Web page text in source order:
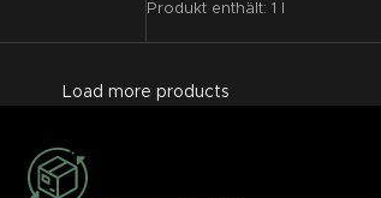
Produkt enthält: 1
Load more products